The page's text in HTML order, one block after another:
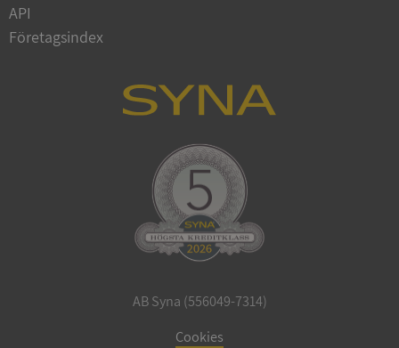
API
Företagsindex
AB Syna (556049-7314)
Cookies
ASP.NET_SessionId
Microsoft
Corporation
de.syna.se